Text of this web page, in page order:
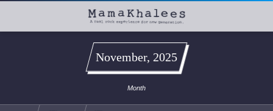
November, 2025
Month